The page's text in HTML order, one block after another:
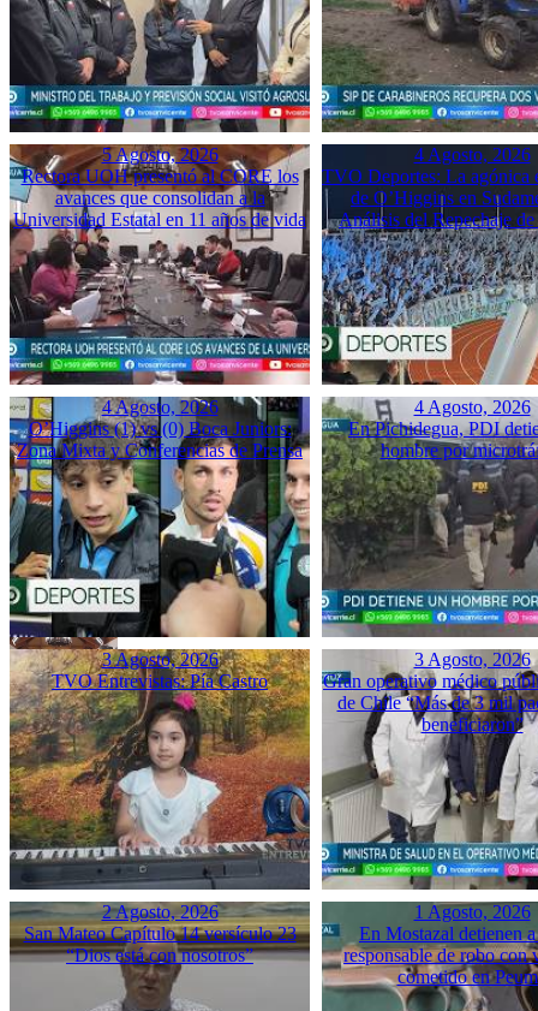
5 Agosto, 2026
Rectora UOH presentó al CORE los
avances que consolidan a la
Universidad Estatal en 11 años de vida
4 Agosto, 2026
TVO Deportes: La agónica
de O’Higgins en
Análisis del Repechaje de
4 Agosto, 2026
O’Higgins (1) vs (0) Boca Juniors:
Zona Mixta y Conferencias de Prensa
4 Agosto, 2026
En Pichidegua, PDI
hombre por
3 Agosto, 2026
TVO Entrevistas: Pía Castro
3 Agosto, 2026
Gran operativo médico
de Chile “Más de 3 mil
beneficiaron”
2 Agosto, 2026
San Mateo Capítulo 14 versículo 23
“Dios está con nosotros”
1 Agosto, 2026
En Mostazal detienen
responsable de robo con
cometido en